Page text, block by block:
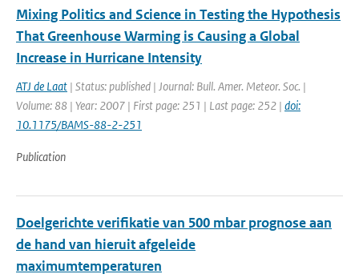
Mixing Politics and Science in Testing the Hypothesis
That Greenhouse Warming is Causing a Global
Increase in Hurricane Intensity
ATJ de Laat | Status: published | Journal: Bull. Amer. Meteor. Soc. |
Volume: 88 | Year: 2007 | First page: 251 | Last page: 252 | doi:
10.1175/BAMS-88-2-251
Publication
Doelgerichte verifikatie van 500 mbar prognose aan
de hand van hieruit afgeleide
maximumtemperaturen